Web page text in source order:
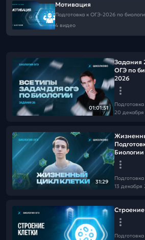
Мотивация
Подготовка к ОГЭ-2026 по
4 видео
01:01:51
Задания
ОГЭ по биологии
2026
20 декабря
31:29
Биологии
13 декабря
Строение